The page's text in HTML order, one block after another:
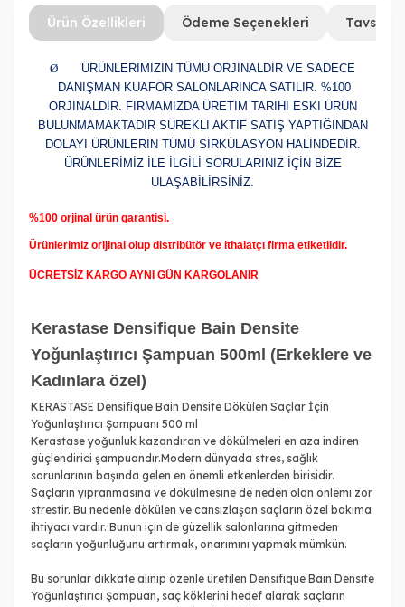
Ürün Özellikleri Ödeme Seçenekleri Tavsiye
Ø
ÜRÜNLERİMİZİN TÜMÜ ORJİNALDİR VE SADECE
DANIŞMAN KUAFÖR SALONLARINCA SATILIR. %100
ORJİNALDİR. FİRMAMIZDA ÜRETİM TARİHİ ESKİ ÜRÜN
BULUNMAMAKTADIR SÜREKLİ AKTİF SATIŞ YAPTIĞINDAN
DOLAYI ÜRÜNLERİN TÜMÜ SİRKÜLASYON HALİNDEDİR.
ÜRÜNLERİMİZ İLE İLGİLİ SORULARINIZ İÇİN BİZE
ULAŞABİLİRSİNİZ.
%100 orjinal ürün garantisi.
Ürünlerimiz orijinal olup distribütör ve ithalatçı firma etiketlidir.
ÜCRETSİZ KARGO AYNI GÜN KARGOLANIR
Kerastase Densifique Bain Densite
Yoğunlaştırıcı Şampuan 500ml (Erkeklere ve
Kadınlara özel)
KERASTASE Densifique Bain Densite Dökülen Saçlar İçin
Yoğunlaştırıcı Şampuanı 500 ml
Kerastase yoğunluk kazandıran ve dökülmeleri en aza indiren
güçlendirici şampuandır.Modern dünyada stres, sağlık
sorunlarının başında gelen en önemli etkenlerden birisidir.
Saçların yıpranmasına ve dökülmesine de neden olan önlemi zor
strestir. Bu nedenle dökülen ve cansızlaşan saçların özel bakıma
ihtiyacı vardır. Bunun için de güzellik salonlarına gitmeden
saçların yoğunluğunu artırmak, onarımını yapmak mümkün.
Bu sorunlar dikkate alınıp özenle üretilen Densifique Bain Densite
Yoğunlaştırıcı Şampuan, saç köklerini hedef alarak saçların